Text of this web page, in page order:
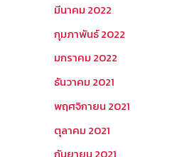
มีนาคม 2022
กุมภาพันธ์ 2022
มกราคม 2022
ธันวาคม 2021
พฤศจิกายน 2021
ตุลาคม 2021